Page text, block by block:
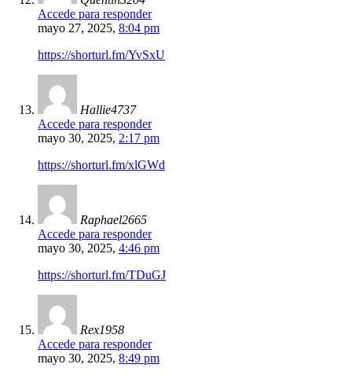
Accede para responder
mayo 27, 2025, 8:04 pm
https://shorturl.fm/YvSxU
Hallie4737
Accede para responder
mayo 30, 2025, 2:17 pm
https://shorturl.fm/xlGWd
Raphael2665
Accede para responder
mayo 30, 2025, 4:46 pm
https://shorturl.fm/TDuGJ
Rex1958
Accede para responder
mayo 30, 2025, 8:49 pm